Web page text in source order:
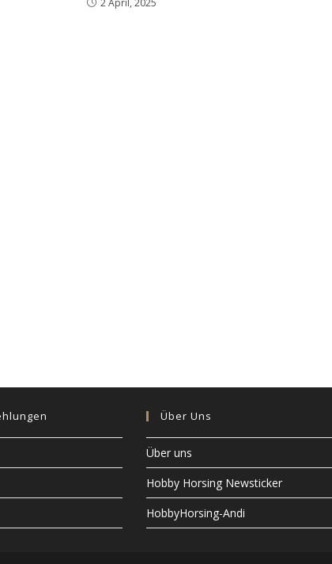
2 April, 2025
Über Uns
Über uns
Hobby Horsing Newsticker
HobbyHorsing-Andi